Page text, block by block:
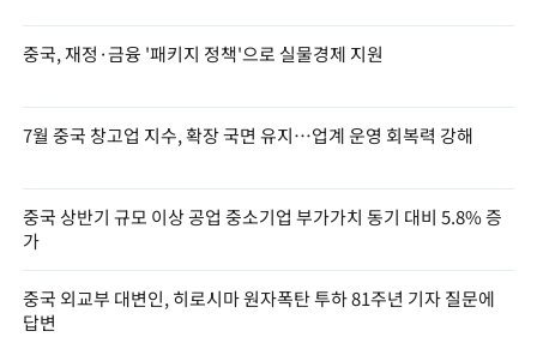
중국, 재정·금융 '패키지 정책'으로 실물경제 지원
7월 중국 창고업 지수, 확장 국면 유지…업계 운영 회복력 강해
중국 상반기 규모 이상 공업 중소기업 부가가치 동기 대비 5.8% 증
가
중국 외교부 대변인, 히로시마 원자폭탄 투하 81주년 기자 질문에
답변